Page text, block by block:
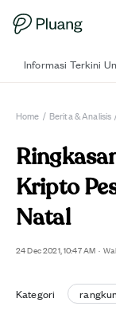
Informasi Terkini
Home / Berita & Analisis
Kripto
Natal
24 Dec 2021, 10:47 AM ·
Kategori